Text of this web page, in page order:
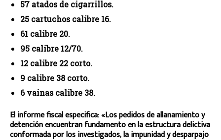
57 atados de cigarrillos.
25 cartuchos calibre 16.
61 calibre 20.
95 calibre 12/70.
12 calibre 22 corto.
9 calibre 38 corto.
6 vainas calibre 38.
El informe fiscal especifica: «Los pedidos de allanamiento y
detención encuentran fundamento en la estructura delictiva
conformada por los investigados, la impunidad y desparpajo